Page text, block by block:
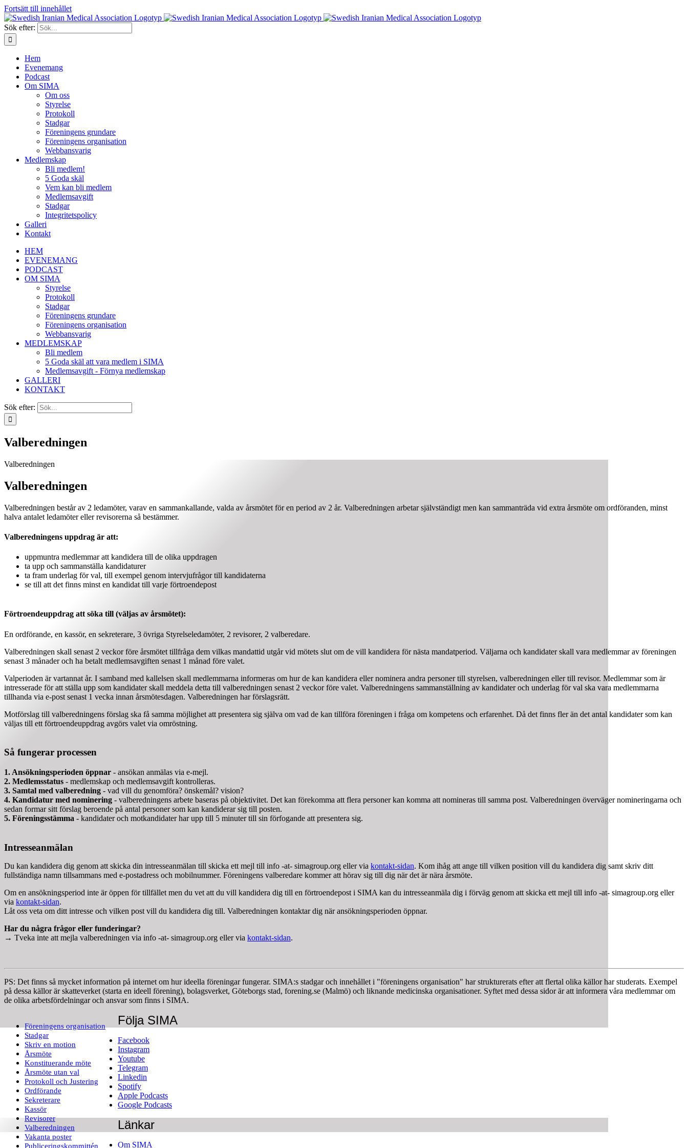
Fortsätt till innehållet
Sök efter:
Hem
Evenemang
Podcast
Om SIMA
Om oss
Styrelse
Protokoll
Stadgar
Föreningens grundare
Föreningens organisation
Webbansvarig
Medlemskap
Bli medlem!
5 Goda skäl
Vem kan bli medlem
Medlemsavgift
Stadgar
Integritetspolicy
Galleri
Kontakt
HEM
EVENEMANG
PODCAST
OM SIMA
Styrelse
Protokoll
Stadgar
Föreningens grundare
Föreningens organisation
Webbansvarig
MEDLEMSKAP
Bli medlem
5 Goda skäl att vara medlem i SIMA
Medlemsavgift - Förnya medlemskap
GALLERI
KONTAKT
Sök efter:
Valberedningen
Valberedningen
Valberedningen
Valberedningen består av 2 ledamöter, varav en sammankallande, valda av årsmötet för en period av 2 år. Valberedningen arbetar självständigt men kan sammanträda vid extra årsmöte om ordföranden, minst
halva antalet ledamöter eller revisorerna så bestämmer.
Valberedningens uppdrag är att:
uppmuntra medlemmar att kandidera till de olika uppdragen
ta upp och sammanställa kandidaturer
ta fram underlag för val, till exempel genom intervjufrågor till kandidaterna
se till att det finns minst en kandidat till varje förtroendepost
Förtroendeuppdrag att söka till (väljas av årsmötet):
En ordförande, en kassör, en sekreterare, 3 övriga Styrelseledamöter, 2 revisorer, 2 valberedare.
Valberedningen skall senast 2 veckor före årsmötet tillfråga dem vilkas mandattid utgår vid mötets slut om de vill kandidera för nästa mandatperiod. Väljarna och kandidater skall vara medlemmar av föreningen
senast 3 månader och ha betalt medlemsavgiften senast 1 månad före valet.
Valperioden är vartannat år. I samband med kallelsen skall medlemmarna informeras om hur de kan kandidera eller nominera andra personer till styrelsen, valberedningen eller till revisor. Medlemmar som är
intresserade för att ställa upp som kandidater skall meddela detta till valberedningen senast 2 veckor före valet. Valberedningens sammanställning av kandidater och underlag för val ska vara medlemmarna
tillhanda via e-post senast 1 vecka innan årsmötesdagen. Valberedningen har förslagsrätt.
Motförslag till valberedningens förslag ska få samma möjlighet att presentera sig själva om vad de kan tillföra föreningen i fråga om kompetens och erfarenhet. Då det finns fler än det antal kandidater som kan
väljas till ett förtroendeuppdrag avgörs valet via omröstning.
Så fungerar processen
1. Ansökningsperioden öppnar - ansökan anmälas via e-mejl.
2. Medlemsstatus - medlemskap och medlemsavgift kontrolleras.
3. Samtal med valberedning - vad vill du genomföra? önskemål? vision?
4. Kandidatur med nominering - valberedningens arbete baseras på objektivitet. Det kan förekomma att flera personer kan komma att nomineras till samma post. Valberedningen överväger nomineringarna och
sedan formar sitt förslag beroende på antal personer som kan kandiderar sig till posten.
5. Föreningsstämma - kandidater och motkandidater har upp till 5 minuter till sin förfogande att presentera sig.
Intresseanmälan
Du kan kandidera dig genom att skicka din intresseanmälan till skicka ett mejl till info -at- simagroup.org eller via kontakt-sidan. Kom ihåg att ange till vilken position vill du kandidera dig samt skriv ditt
fullständiga namn tillsammans med e-postadress och mobilnummer. Föreningens valberedare kommer att hörav sig till dig när det är nära årsmöte.
Om en ansökningsperiod inte är öppen för tillfället men du vet att du vill kandidera dig till en förtroendepost i SIMA kan du intresseanmäla dig i förväg genom att skicka ett mejl till info -at- simagroup.org eller
via kontakt-sidan.
Låt oss veta om ditt intresse och vilken post vill du kandidera dig till. Valberedningen kontaktar dig när ansökningsperioden öppnar.
Har du några frågor eller funderingar?
→ Tveka inte att mejla valberedningen via info -at- simagroup.org eller via kontakt-sidan.
PS: Det finns så mycket information på internet om hur ideella föreningar fungerar. SIMA:s stadgar och innehållet i "föreningens organisation" har strukturerats efter att flertal olika källor har studerats. Exempel
på dessa källor är skatteverket (starta en ideell förening), bolagsverket, Göteborgs stad, forening.se (Malmö) och liknande medicinska organisationer. Syftet med dessa sidor är att informera våra medlemmar om
de olika arbetsfördelningar och ansvar som finns i SIMA.
Föreningens organisation
Stadgar
Skriv en motion
Årsmöte
Konstituerande möte
Årsmöte utan val
Protokoll och Justering
Ordförande
Sekreterare
Kassör
Revisorer
Valberedningen
Vakanta poster
Publiceringskommittén
Följa SIMA
Facebook
Instagram
Youtube
Telegram
Linkedin
Spotify
Apple Podcasts
Google Podcasts
Länkar
Om SIMA